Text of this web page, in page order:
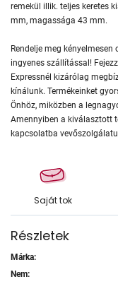
remekül illik. teljes keretes
mm, magassága 43 mm.
Rendelje meg
ingyenes szállítással!
Expressnél kizárólag
kínálunk. Termékeinket
Önhöz, miközben a
Amennyiben a kiválasztott
kapcsolatba
Saját tok
Részletek
Márka:
Nem: